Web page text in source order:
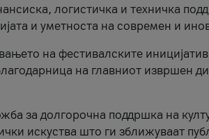
логистичка и техничка
и уметноста на современ и
на фестивалските
на главниот извршен
за долгорочна поддршка на
искуства што ги зближуваат